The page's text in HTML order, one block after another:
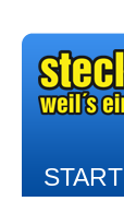
START